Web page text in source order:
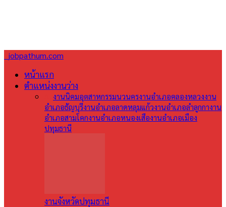
jobpathum.com
หน้าแรก
ตำแหน่งงานว่าง
งานนิคมอุตสาหกรรมนวนครงานอำเภอคลองหลวงงาน
อำเภอธัญบุรีงานอำเภอลาดหลุมแก้วงานอำเภอลำลูกกางาน
อำเภอสามโคกงานอำเภอหนองเสืองานอำเภอเมือง
ปทุมธานี
งานจังหวัดปทุมธานี